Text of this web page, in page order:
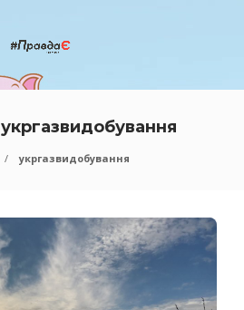
укргазвидобування
укргазвидобування